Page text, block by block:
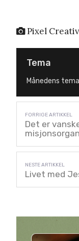
Pixel
Tema
Månedens
Det er
Livet med